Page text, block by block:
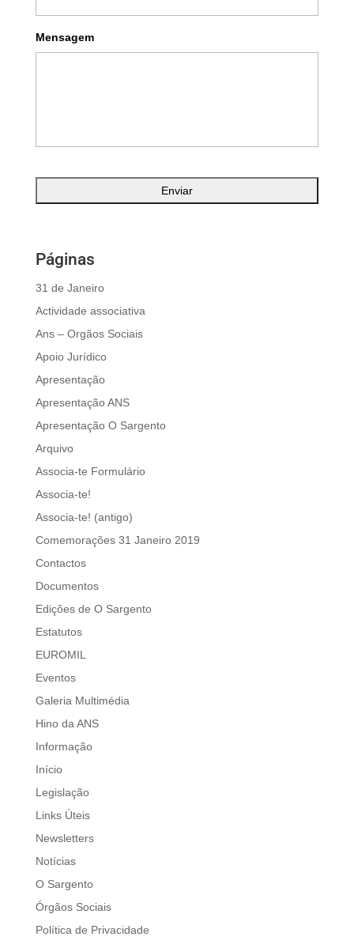
Mensagem
Páginas
31 de Janeiro
Actividade associativa
Ans – Orgãos Sociais
Apoio Jurídico
Apresentação
Apresentação ANS
Apresentação O Sargento
Arquivo
Associa-te Formulário
Associa-te!
Associa-te! (antigo)
Comemorações 31 Janeiro 2019
Contactos
Documentos
Edições de O Sargento
Estatutos
EUROMIL
Eventos
Galeria Multimédia
Hino da ANS
Informação
Início
Legislação
Links Úteis
Newsletters
Notícias
O Sargento
Órgãos Sociais
Política de Privacidade